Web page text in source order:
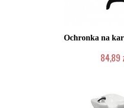
Ochronka na
84,89